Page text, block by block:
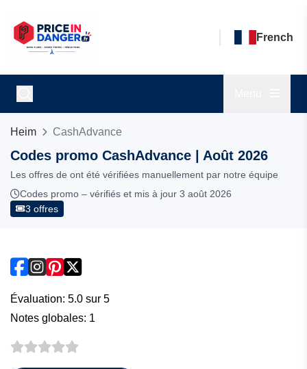
French
Heim CashAdvance
Codes promo CashAdvance | Août 2026
Les offres de ont été vérifiées manuellement par notre équipe
Codes promo – vérifiés et mis à jour 3 août 2026
3 offres
Évaluation: 5.0 sur 5
Notes globales: 1